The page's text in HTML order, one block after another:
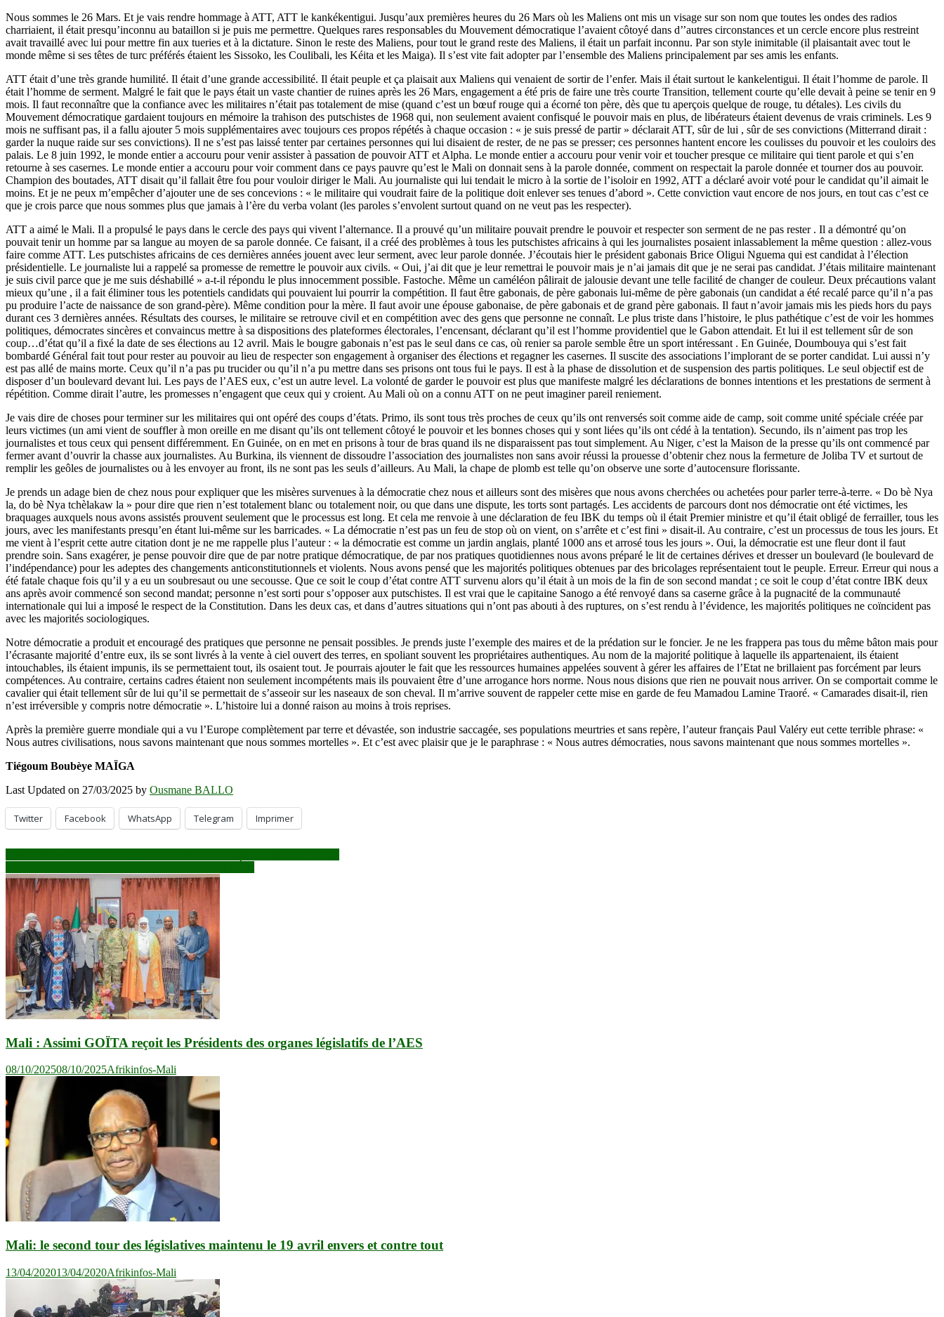
Nous sommes le 26 Mars. Et je vais rendre hommage à ATT, ATT le kankékentigui. Jusqu’aux premières heures du 26 Mars où les Maliens ont mis un visage sur son nom que toutes les ondes des radios
charriaient, il était presqu’inconnu au bataillon si je puis me permettre. Quelques rares responsables du Mouvement démocratique l’avaient côtoyé dans d’’autres circonstances et un cercle encore plus restreint
avait travaillé avec lui pour mettre fin aux tueries et à la dictature. Sinon le reste des Maliens, pour tout le grand reste des Maliens, il était un parfait inconnu. Par son style inimitable (il plaisantait avec tout le
monde même si ses têtes de turc préférés étaient les Sissoko, les Coulibali, les Kéita et les Maiga). Il s’est vite fait adopter par l’ensemble des Maliens principalement par ses amis les enfants.
ATT était d’une très grande humilité. Il était d’une grande accessibilité. Il était peuple et ça plaisait aux Maliens qui venaient de sortir de l’enfer. Mais il était surtout le kankelentigui. Il était l’homme de parole. Il
était l’homme de serment. Malgré le fait que le pays était un vaste chantier de ruines après les 26 Mars, engagement a été pris de faire une très courte Transition, tellement courte qu’elle devait à peine se tenir en 9
mois. Il faut reconnaître que la confiance avec les militaires n’était pas totalement de mise (quand c’est un bœuf rouge qui a écorné ton père, dès que tu aperçois quelque de rouge, tu détales). Les civils du
Mouvement démocratique gardaient toujours en mémoire la trahison des putschistes de 1968 qui, non seulement avaient confisqué le pouvoir mais en plus, de libérateurs étaient devenus de vrais criminels. Les 9
mois ne suffisant pas, il a fallu ajouter 5 mois supplémentaires avec toujours ces propos répétés à chaque occasion : « je suis pressé de partir » déclarait ATT, sûr de lui , sûr de ses convictions (Mitterrand dirait :
garder la nuque raide sur ses convictions). Il ne s’est pas laissé tenter par certaines personnes qui lui disaient de rester, de ne pas se presser; ces personnes hantent encore les coulisses du pouvoir et les couloirs des
palais. Le 8 juin 1992, le monde entier a accouru pour venir assister à passation de pouvoir ATT et Alpha. Le monde entier a accouru pour venir voir et toucher presque ce militaire qui tient parole et qui s’en
retourne à ses casernes. Le monde entier a accouru pour voir comment dans ce pays pauvre qu’est le Mali on donnait sens à la parole donnée, comment on respectait la parole donnée et tourner dos au pouvoir.
Champion des boutades, ATT disait qu’il fallait être fou pour vouloir diriger le Mali. Au journaliste qui lui tendait le micro à la sortie de l’isoloir en 1992, ATT a déclaré avoir voté pour le candidat qu’il aimait le
moins. Et je ne peux m’empêcher d’ajouter une de ses concevions : « le militaire qui voudrait faire de la politique doit enlever ses tenues d’abord ». Cette conviction vaut encore de nos jours, en tout cas c’est ce
que je crois parce que nous sommes plus que jamais à l’ère du verba volant (les paroles s’envolent surtout quand on ne veut pas les respecter).
ATT a aimé le Mali. Il a propulsé le pays dans le cercle des pays qui vivent l’alternance. Il a prouvé qu’un militaire pouvait prendre le pouvoir et respecter son serment de ne pas rester . Il a démontré qu’on
pouvait tenir un homme par sa langue au moyen de sa parole donnée. Ce faisant, il a créé des problèmes à tous les putschistes africains à qui les journalistes posaient inlassablement la même question : allez-vous
faire comme ATT. Les putschistes africains de ces dernières années jouent avec leur serment, avec leur parole donnée. J’écoutais hier le président gabonais Brice Oligui Nguema qui est candidat à l’élection
présidentielle. Le journaliste lui a rappelé sa promesse de remettre le pouvoir aux civils. « Oui, j’ai dit que je leur remettrai le pouvoir mais je n’ai jamais dit que je ne serai pas candidat. J’étais militaire maintenant
je suis civil parce que je me suis déshabillé » a-t-il répondu le plus innocemment possible. Fastoche. Même un caméléon pâlirait de jalousie devant une telle facilité de changer de couleur. Deux précautions valant
mieux qu’une , il a fait éliminer tous les potentiels candidats qui pouvaient lui pourrir la compétition. Il faut être gabonais, de père gabonais lui-même de père gabonais (un candidat a été recalé parce qu’il n’a pas
pu produire l’acte de naissance de son grand-père). Même condition pour la mère. Il faut avoir une épouse gabonaise, de père gabonais et de grand père gabonais. Il faut n’avoir jamais mis les pieds hors du pays
durant ces 3 dernières années. Résultats des courses, le militaire se retrouve civil et en compétition avec des gens que personne ne connaît. Le plus triste dans l’histoire, le plus pathétique c’est de voir les hommes
politiques, démocrates sincères et convaincus mettre à sa dispositions des plateformes électorales, l’encensant, déclarant qu’il est l’homme providentiel que le Gabon attendait. Et lui il est tellement sûr de son
coup…d’état qu’il a fixé la date de ses élections au 12 avril. Mais le bougre gabonais n’est pas le seul dans ce cas, où renier sa parole semble être un sport intéressant . En Guinée, Doumbouya qui s’est fait
bombardé Général fait tout pour rester au pouvoir au lieu de respecter son engagement à organiser des élections et regagner les casernes. Il suscite des associations l’implorant de se porter candidat. Lui aussi n’y
est pas allé de mains morte. Ceux qu’il n’a pas pu trucider ou qu’il n’a pu mettre dans ses prisons ont tous fui le pays. Il est à la phase de dissolution et de suspension des partis politiques. Le seul objectif est de
disposer d’un boulevard devant lui. Les pays de l’AES eux, c’est un autre level. La volonté de garder le pouvoir est plus que manifeste malgré les déclarations de bonnes intentions et les prestations de serment à
répétition. Comme dirait l’autre, les promesses n’engagent que ceux qui y croient. Au Mali où on a connu ATT on ne peut imaginer pareil reniement.
Je vais dire de choses pour terminer sur les militaires qui ont opéré des coups d’états. Primo, ils sont tous très proches de ceux qu’ils ont renversés soit comme aide de camp, soit comme unité spéciale créée par
leurs victimes (un ami vient de souffler à mon oreille en me disant qu’ils ont tellement côtoyé le pouvoir et les bonnes choses qui y sont liées qu’ils ont cédé à la tentation). Secundo, ils n’aiment pas trop les
journalistes et tous ceux qui pensent différemment. En Guinée, on en met en prisons à tour de bras quand ils ne disparaissent pas tout simplement. Au Niger, c’est la Maison de la presse qu’ils ont commencé par
fermer avant d’ouvrir la chasse aux journalistes. Au Burkina, ils viennent de dissoudre l’association des journalistes non sans avoir réussi la prouesse d’obtenir chez nous la fermeture de Joliba TV et surtout de
remplir les geôles de journalistes ou à les envoyer au front, ils ne sont pas les seuls d’ailleurs. Au Mali, la chape de plomb est telle qu’on observe une sorte d’autocensure florissante.
Je prends un adage bien de chez nous pour expliquer que les misères survenues à la démocratie chez nous et ailleurs sont des misères que nous avons cherchées ou achetées pour parler terre-à-terre. « Do bè Nya
la, do bè Nya tchèlakaw la » pour dire que rien n’est totalement blanc ou totalement noir, ou que dans une dispute, les torts sont partagés. Les accidents de parcours dont nos démocratie ont été victimes, les
braquages auxquels nous avons assistés prouvent seulement que le processus est long. Et cela me renvoie à une déclaration de feu IBK du temps où il était Premier ministre et qu’il était obligé de ferrailler, tous les
jours, avec les manifestants presqu’en étant lui-même sur les barricades. « La démocratie n’est pas un feu de stop où on vient, on s’arrête et c’est fini » disait-il. Au contraire, c’est un processus de tous les jours. Et
me vient à l’esprit cette autre citation dont je ne me rappelle plus l’auteur : « la démocratie est comme un jardin anglais, planté 1000 ans et arrosé tous les jours ». Oui, la démocratie est une fleur dont il faut
prendre soin. Sans exagérer, je pense pouvoir dire que de par notre pratique démocratique, de par nos pratiques quotidiennes nous avons préparé le lit de certaines dérives et dresser un boulevard (le boulevard de
l’indépendance) pour les adeptes des changements anticonstitutionnels et violents. Nous avons pensé que les majorités politiques obtenues par des bricolages représentaient tout le peuple. Erreur. Erreur qui nous a
été fatale chaque fois qu’il y a eu un soubresaut ou une secousse. Que ce soit le coup d’état contre ATT survenu alors qu’il était à un mois de la fin de son second mandat ; ce soit le coup d’état contre IBK deux
ans après avoir commencé son second mandat; personne n’est sorti pour s’opposer aux putschistes. Il est vrai que le capitaine Sanogo a été renvoyé dans sa caserne grâce à la pugnacité de la communauté
internationale qui lui a imposé le respect de la Constitution. Dans les deux cas, et dans d’autres situations qui n’ont pas abouti à des ruptures, on s’est rendu à l’évidence, les majorités politiques ne coïncident pas
avec les majorités sociologiques.
Notre démocratie a produit et encouragé des pratiques que personne ne pensait possibles. Je prends juste l’exemple des maires et de la prédation sur le foncier. Je ne les frappera pas tous du même bâton mais pour
l’écrasante majorité d’entre eux, ils se sont livrés à la vente à ciel ouvert des terres, en spoliant souvent les propriétaires authentiques. Au nom de la majorité politique à laquelle ils appartenaient, ils étaient
intouchables, ils étaient impunis, ils se permettaient tout, ils osaient tout. Je pourrais ajouter le fait que les ressources humaines appelées souvent à gérer les affaires de l’Etat ne brillaient pas forcément par leurs
compétences. Au contraire, certains cadres étaient non seulement incompétents mais ils pouvaient être d’une arrogance hors norme. Nous nous disions que rien ne pouvait nous arriver. On se comportait comme le
cavalier qui était tellement sûr de lui qu’il se permettait de s’asseoir sur les naseaux de son cheval. Il m’arrive souvent de rappeler cette mise en garde de feu Mamadou Lamine Traoré. « Camarades disait-il, rien
n’est irréversible y compris notre démocratie ». L’histoire lui a donné raison au moins à trois reprises.
Après la première guerre mondiale qui a vu l’Europe complètement par terre et dévastée, son industrie saccagée, ses populations meurtries et sans repère, l’auteur français Paul Valéry eut cette terrible phrase: «
Nous autres civilisations, nous savons maintenant que nous sommes mortelles ». Et c’est avec plaisir que je le paraphrase : « Nous autres démocraties, nous savons maintenant que nous sommes mortelles ».
Tiégoum Boubèye MAÏGA
Last Updated on 27/03/2025 by Ousmane BALLO
Twitter Facebook WhatsApp Telegram Imprimer
Navigation
de
l’article
Mali : Assimi GOÏTA reçoit les Présidents des organes législatifs de l’AES
08/10/202508/10/2025Afrikinfos-Mali
Mali: le second tour des législatives maintenu le 19 avril envers et contre tout
13/04/202013/04/2020Afrikinfos-Mali